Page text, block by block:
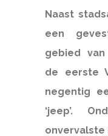
Naast
een
gebied
de eerste
negentig
‘jeep’.
onvervalste